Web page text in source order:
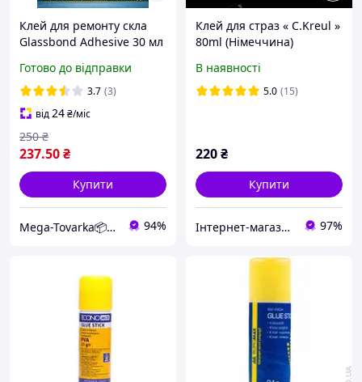
Клей для ремонту скла
Glassbond Adhesive 30 мл
прозоре зчеплення за 15
секунд, не залишає
розводів
Готово до відправки
3.7 (3)
від24₴/міс
237.50₴
250 ₴
Купити
Mega-Tovarka📦💙💛 94%
Клей для страз « С.Kreul »
80ml (Німеччина)
В наявності
5.0 (15)
220₴
Купити
Інтернет-магазин "Glamora" 97%